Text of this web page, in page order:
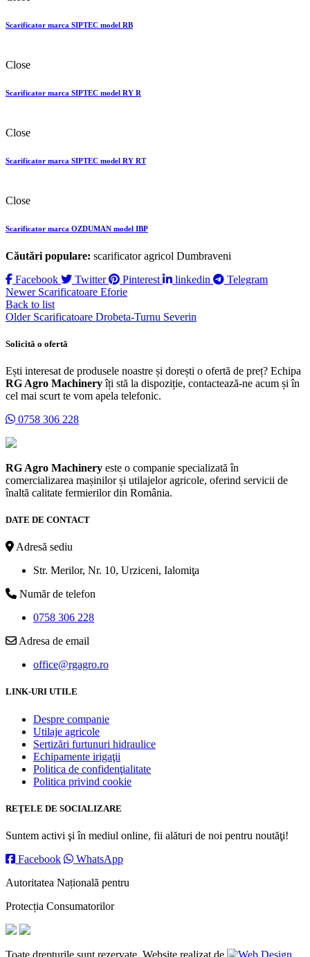
Scarificator marca SIPTEC model RB
Close
Scarificator marca SIPTEC model RY R
Close
Scarificator marca SIPTEC model RY RТ
Close
Scarificator marca OZDUMAN model IBP
Căutări populare: scarificator agricol Dumbraveni
Facebook
Twitter Pinterest linkedin
Telegram
Newer Scarificatoare Eforie
Back to list
Older Scarificatoare Drobeta-Turnu Severin
Solicită o ofertă
Ești interesat de produsele noastre și dorești o ofertă de preț? Echipa
RG Agro Machineryîți stă la dispoziție, contactează-ne acum și în
cel mai scurt te vom apela telefonic.
0758 306 228
RG Agro Machinery este o companie specializată în
comercializarea mașinilor și utilajelor agricole, oferind servicii de
înaltă calitate fermierilor din România.
DATE DE CONTACT
Adresă sediu
Str. Merilor, Nr. 10, Urziceni, Ialomiţa
Număr de telefon
0758 306 228
Adresa de email
office@rgagro.ro
LINK-URI UTILE
Despre companie
Utilaje agricole
Sertizări furtunuri hidraulice
Echipamente irigaţii
Politica de confidenţialitate
Politica privind cookie
REŢELE DE SOCIALIZARE
Suntem activi şi în mediul online, fii alături de noi pentru noutăţi!
Facebook
WhatsApp
Autoritatea Națională pentru
Protecția Consumatorilor
Toate drepturile sunt rezervate. Website realizat de